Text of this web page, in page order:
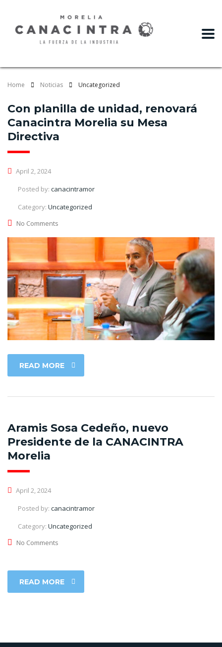
Home Noticias Uncategorized
Con planilla de unidad, renovará
Canacintra Morelia su Mesa
Directiva
April 2, 2024
Posted by: canacintramor
Category: Uncategorized
No Comments
READ MORE
Aramis Sosa Cedeño, nuevo
Presidente de la CANACINTRA
Morelia
April 2, 2024
Posted by: canacintramor
Category: Uncategorized
No Comments
READ MORE